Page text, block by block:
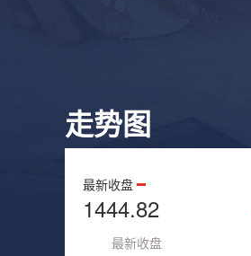
走势图
最新收盘
1444.82